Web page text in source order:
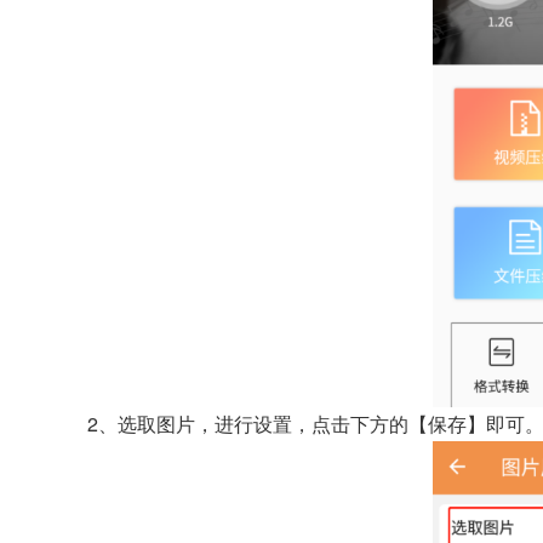
2、选取图片，进行设置，点击下方的【保存】即可。